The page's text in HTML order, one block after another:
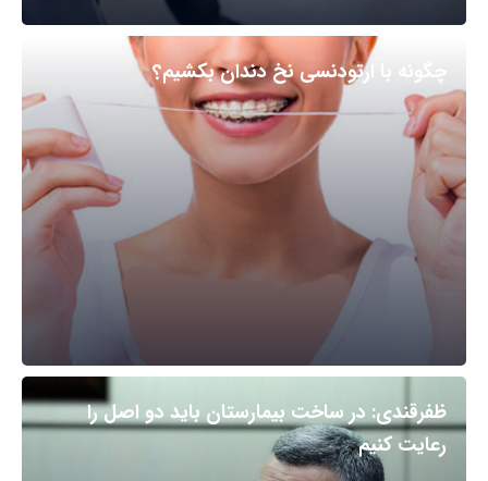
چگونه با ارتودنسی نخ دندان بکشیم؟
ظفرقندی: در ساخت بیمارستان باید دو اصل را
رعایت کنیم